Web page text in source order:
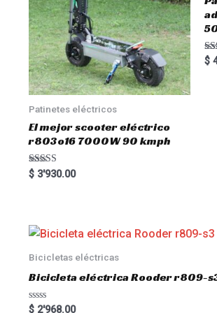
Patinetes eléctricos
El mejor scooter eléctrico
r803o16 7000W 90 kmph
Rated
5.00
$3'930.00
5.00
$
Bicicletas eléctricas
Bicicleta eléctrica Rooder r809-
R
$2'968.00